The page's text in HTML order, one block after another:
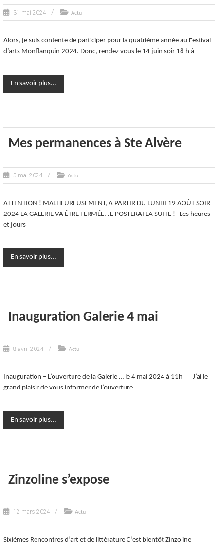
31 mai 2024 Actu
Alors, je suis contente de participer pour la quatrième année au Festival
d’arts Monflanquin 2024. Donc, rendez vous le 14 juin soir 18 h à
En savoir plus...
Mes permanences à Ste Alvère
5 mai 2024 Actu
ATTENTION ! MALHEUREUSEMENT, A PARTIR DU LUNDI 19 AOÛT SOIR
2024 LA GALERIE VA ÊTRE FERMÉE. JE POSTERAI LA SUITE ! Les heures
et jours
En savoir plus...
Inauguration Galerie 4 mai
8 avril 2024 Actu
Inauguration – L’ouverture de la Galerie … le 4 mai 2024 à 11h J’ai le
grand plaisir de vous informer de l’ouverture
En savoir plus...
Zinzoline s’expose
12 mars 2024 Actu
Sixièmes Rencontres d’art et de littérature C’est bientôt Zinzoline